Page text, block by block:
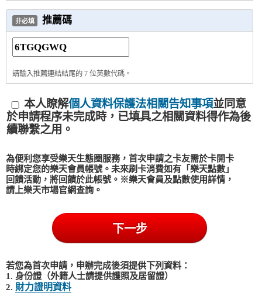
非必填 推薦碼
請輸入推薦連結結尾的 7 位英數代碼。
本人瞭解個人資料保護法相關告知事項並同意
於申請程序未完成時，已填具之相關資料得作為後
續聯繫之用。
為便利您享受樂天生態圈服務，首次申請之卡友需於卡開卡
時綁定您的樂天會員帳號。未來刷卡消費如有「樂天點數」
回饋活動，將回饋於此帳號。※樂天會員及點數使用詳情，
請上樂天市場官網查詢。
若您為首次申請，申辦完成後須提供下列資料：
1. 身份證（外籍人士請提供護照及居留證）
2. 財力證明資料